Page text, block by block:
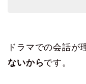
ドラマでの会話が
ないからです。